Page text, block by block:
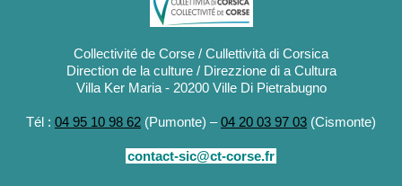
Collectivité de Corse / Cullettività di Corsica
Direction de la culture / Direzzione di a Cultura
Villa Ker Maria - 20200 Ville Di Pietrabugno
Tél : 04 95 10 98 62 (Pumonte) –04 20 03 97 03 (Cismonte)
contact-sic@ct-corse.fr